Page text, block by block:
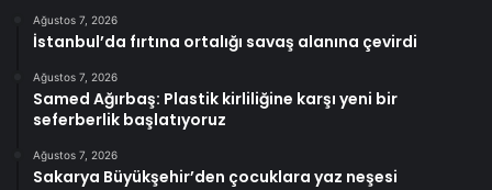
Ağustos 7, 2026
İstanbul’da fırtına ortalığı savaş alanına çevirdi
Ağustos 7, 2026
Samed Ağırbaş: Plastik kirliliğine karşı yeni bir
seferberlik başlatıyoruz
Ağustos 7, 2026
Sakarya Büyükşehir’den çocuklara yaz neşesi